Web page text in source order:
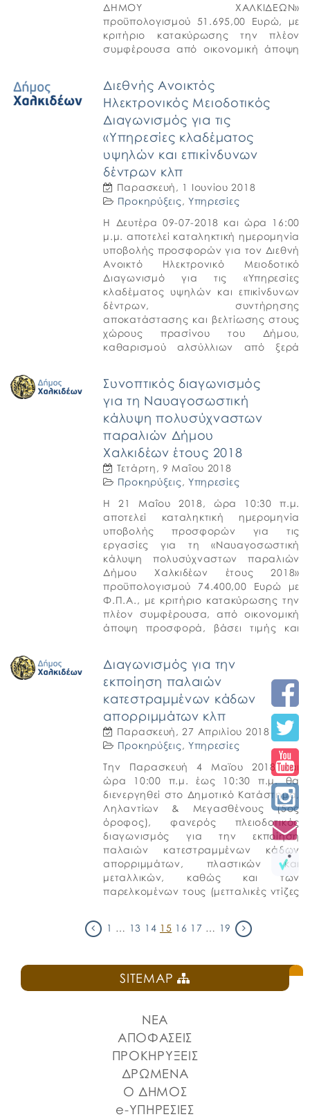
ΔHΜΟΥ ΧΑΛΚΙΔEΩΝ»
προϋπολογισμού 51.695,00 Ευρώ, με
κριτήριο κατακύρωσης την πλέον
συμφέρουσα από οικονομική άποψη
4412/2016. Ο […]
Διεθνής Ανοικτός
Ηλεκτρονικός Μειοδοτικός
Διαγωνισμός για τις
«Υπηρεσίες κλαδέματος
υψηλών και επικίνδυνων
δέντρων κλπ
Παρασκευή, 1 Ιουνίου 2018
Προκηρύξεις, Υπηρεσίες
Η Δευτέρα 09-07-2018 και ώρα 16:00
μ.μ. αποτελεί καταληκτική ημερομηνία
υποβολής προσφορών για τον Διεθνή
Ανοικτό Ηλεκτρονικό Μειοδοτικό
Διαγωνισμό για τις «Υπηρεσίες
κλαδέματος υψηλών και επικίνδυνων
δέντρων, συντήρησης
αποκατάστασης και βελτίωσης στους
χώρους πρασίνου του Δήμου,
καθαρισμού αλσύλλιων από ξερά
ξερά χόρτα, εκτέλεσης ψεκασμών με
βιολογικό […]
Συνοπτικός διαγωνισμός
για τη Ναυαγοσωστική
κάλυψη πολυσύχναστων
παραλιών Δήμου
Χαλκιδέων έτους 2018
Τετάρτη, 9 Μαΐου 2018
Προκηρύξεις, Υπηρεσίες
Η 21 Μαΐου 2018, ώρα 10:30 π.μ.
αποτελεί καταληκτική ημερομηνία
υποβολής προσφορών για τις
εργασίες για τη «Ναυαγοσωστική
κάλυψη πολυσύχναστων παραλιών
Δήμου Χαλκιδέων έτους 2018»
προϋπολογισμού 74.400,00 Ευρώ με
Φ.Π.Α., με κριτήριο κατακύρωσης την
πλέον συμφέρουσα, από οικονομική
άποψη προσφορά, βάσει τιμής και
διεξαχθεί […]
Διαγωνισμός για την
εκποίηση παλαιών
κατεστραμμένων κάδων
απορριμμάτων κλπ
Παρασκευή, 27 Απριλίου 2018
Προκηρύξεις, Υπηρεσίες
Την Παρασκευή 4 Μαϊου 2018 και
ώρα 10:00 π.μ. έως 10:30 π.μ. θα
διενεργηθεί στο Δημοτικό Κατάστημα,
Ληλαντίων & Μεγασθένους (5ος
όροφος), φανερός πλειοδοτικός
διαγωνισμός για την εκποίηση
παλαιών κατεστραμμένων κάδων
απορριμμάτων, πλαστικών και
μεταλλικών, καθώς και των
παρελκομένων τους (μετταλικές ντίζες
1 … 13 14 15 16 17 … 19
SITEMAP
ΝΕΑ
ΑΠΟΦΑΣΕΙΣ
ΠΡΟΚΗΡΥΞΕΙΣ
ΔΡΩΜΕΝΑ
Ο ΔΗΜΟΣ
e-ΥΠΗΡΕΣΙΕΣ